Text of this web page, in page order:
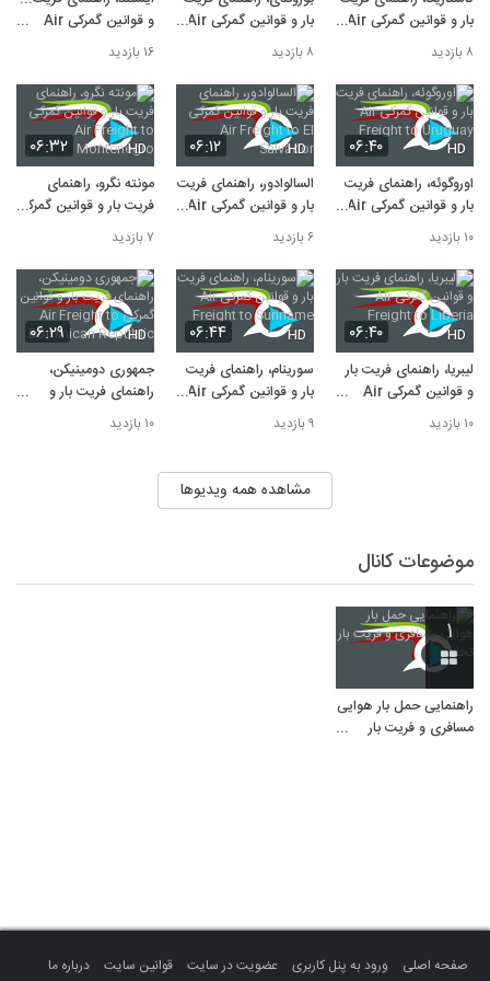
10
Air Freight to Singapore
بار و قوانین گمرکی Air
Freight to Costa
Rica
۸ بازدید
بار و قوانین گمرکی Air
Freight to Burundi۸ بازدید
و قوانین گمرکی Air
Freight to Iceland
۱۶ بازدید
۰۶:۴۰ HD
اوروگوئه، راهنمای فریت
بار و قوانین گمرکی Air
Freight to Uruguay۱۰ بازدید
۰۶:۱۲ HD
السالوادور، راهنمای فریت
بار و قوانین گمرکی Air
Freight to El
Salvador
۶ بازدید
۰۶:۳۲ HD
مونته نگرو، راهنمای
فریت بار و قوانین گمرکی
Air Freight to
Montenegro
۷ بازدید
۰۶:۴۰ HD
لیبریا، راهنمای فریت بار
و قوانین گمرکی Air
Freight to Liberia۱۰ بازدید
۰۶:۴۴ HD
سورینام، راهنمای فریت
بار و قوانین گمرکی Air
Freight to
Suriname
۹ بازدید
۰۶:۲۹ HD
جمهوری دومینیکن،
راهنمای فریت بار و
Freight to
۱۰ بازدید
مشاهده همه ویدیوها
موضوعات کانال
۱
راهنمایی حمل بار هوایی
مسافری و فریت بار
صفحه اصلی ورود به پنل کاربری عضویت در سایت قوانین سایت درباره ما